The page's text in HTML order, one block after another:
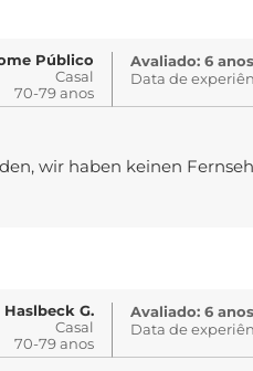
Público
Casal
70-79 anos
Avaliado: 6
Data de
wir haben keinen
Haslbeck G.
Casal
70-79 anos
Avaliado: 6
Data de